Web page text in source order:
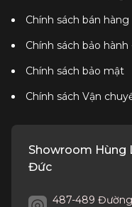
Chính sách bán hàng
Chính sách bảo hành
Chính sách bảo mật
Chính sách Vận
Showroom Hùng
Đức
487-489 Đường